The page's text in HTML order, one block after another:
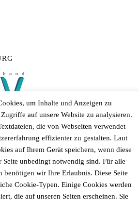
Gemeinde Fitzbek
um Inhalte und Anzeigen zu
auf unsere Website zu analysieren.
die von Webseiten verwendet
effizienter zu gestalten. Laut
auf Ihrem Gerät speichern, wenn diese
Seite unbedingt notwendig sind. Für alle
benötigen wir Ihre Erlaubnis. Diese Seite
Cookie-Typen. Einige Cookies werden
die auf unseren Seiten erscheinen. Sie